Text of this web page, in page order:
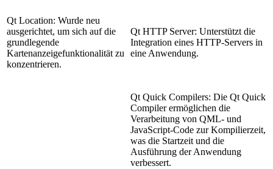
Qt Location: Wurde neu
ausgerichtet, um sich auf die
grundlegende
Kartenanzeigefunktionalität zu
konzentrieren.
Qt HTTP Server: Unterstützt die
Integration eines HTTP-Servers in
eine Anwendung.
Qt Quick Compilers: Die Qt Quick
Compiler ermöglichen die
Verarbeitung von QML- und
JavaScript-Code zur Kompilierzeit,
was die Startzeit und die
Ausführung der Anwendung
verbessert.